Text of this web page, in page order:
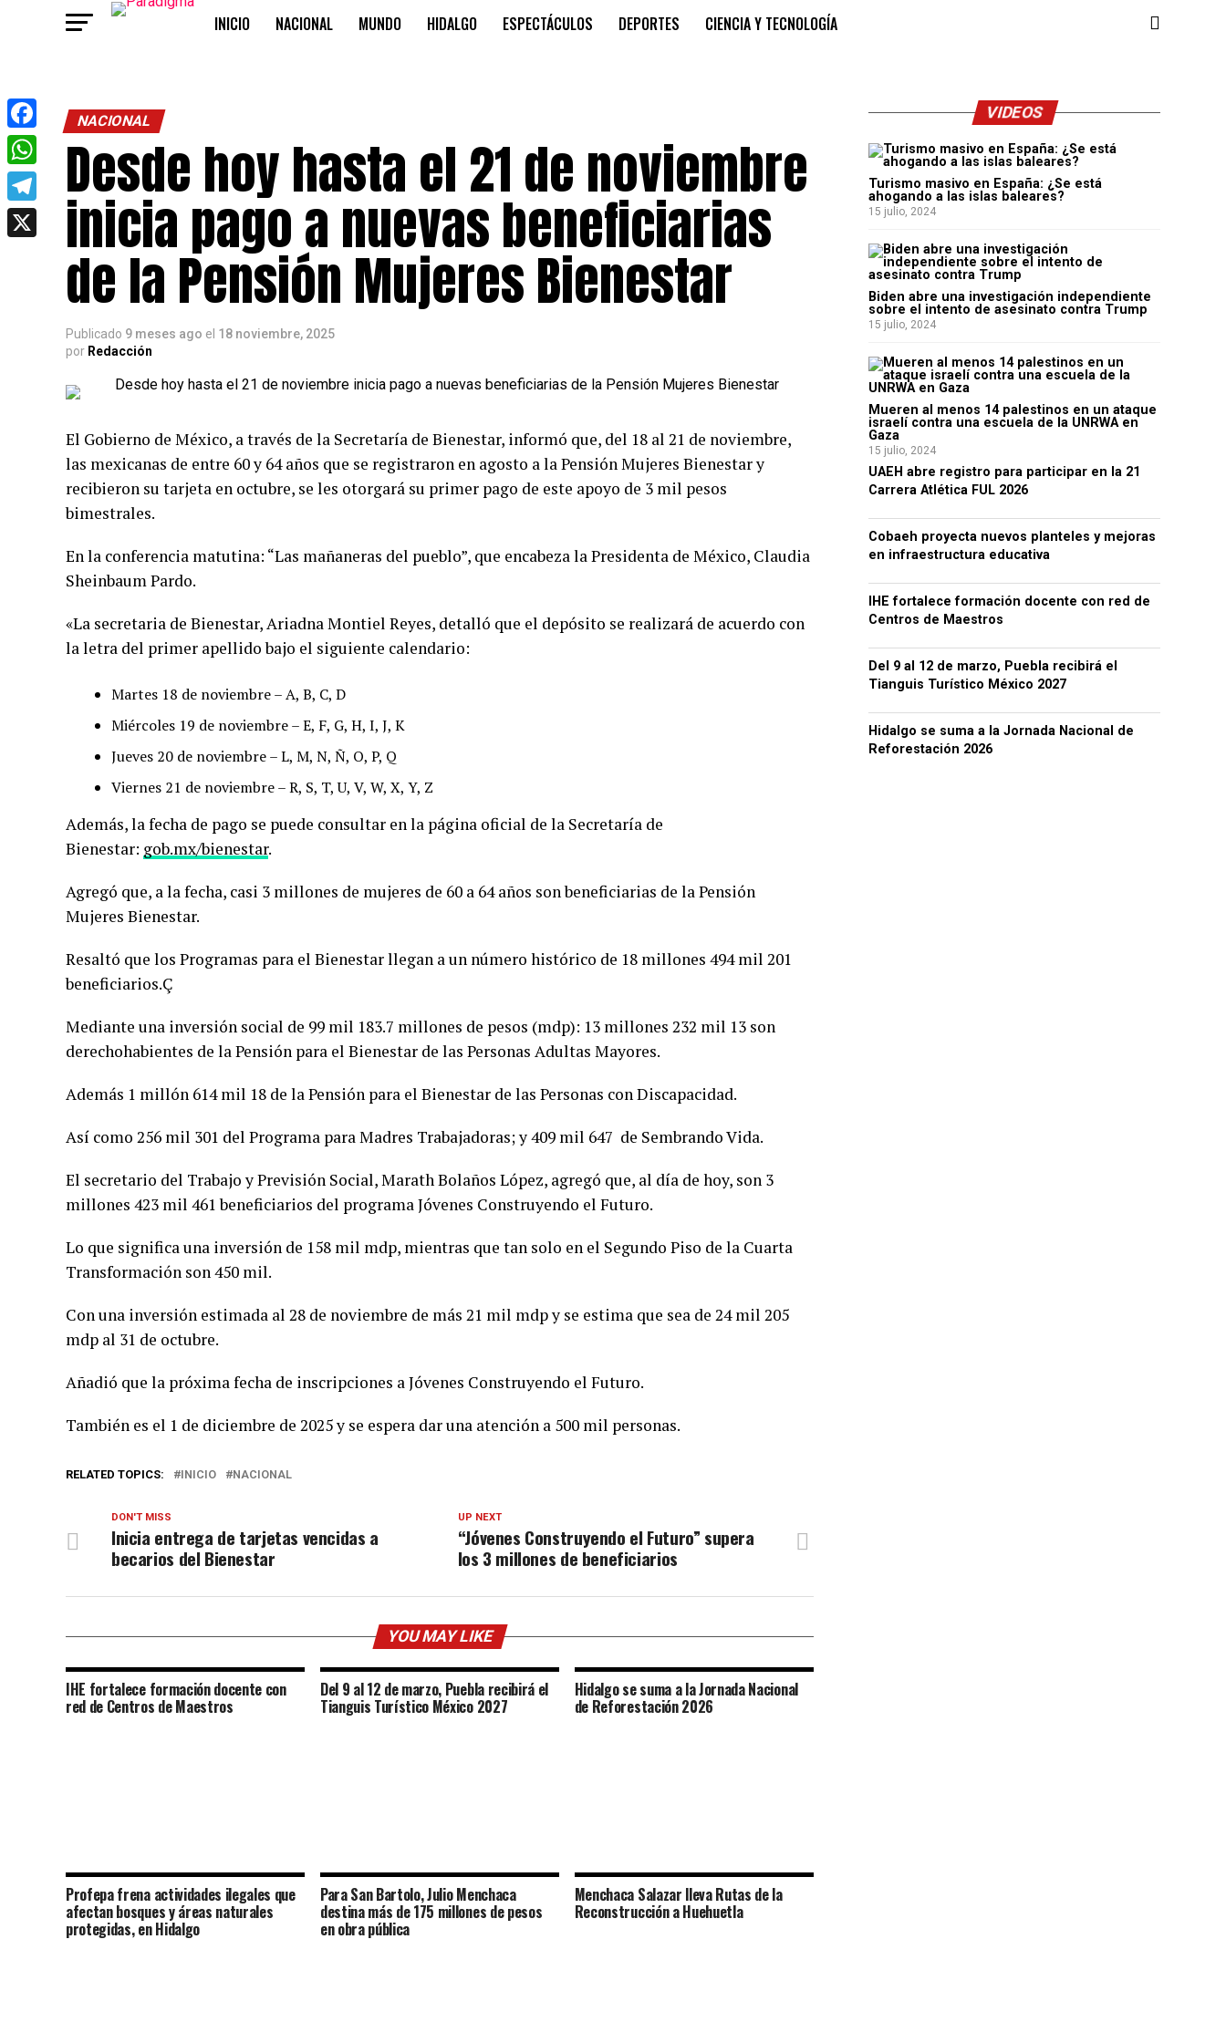
INICIO NACIONAL MUNDO HIDALGO ESPECTÁCULOS DEPORTES CIENCIA Y TECNOLOGÍA
NACIONAL
Desde hoy hasta el 21 de noviembre
inicia pago a nuevas beneficiarias
de la Pensión Mujeres Bienestar
Publicado 9 meses ago el 18 noviembre, 2025
por Redacción
El Gobierno de México, a través de la Secretaría de Bienestar, informó que, del 18 al 21 de noviembre,
las mexicanas de entre 60 y 64 años que se registraron en agosto a la Pensión Mujeres Bienestar y
recibieron su tarjeta en octubre, se les otorgará su primer pago de este apoyo de 3 mil pesos
bimestrales.
En la conferencia matutina: “Las mañaneras del pueblo”, que encabeza la Presidenta de México, Claudia
Sheinbaum Pardo.
«La secretaria de Bienestar, Ariadna Montiel Reyes, detalló que el depósito se realizará de acuerdo con
la letra del primer apellido bajo el siguiente calendario:
Martes 18 de noviembre – A, B, C, D
Miércoles 19 de noviembre – E, F, G, H, I, J, K
Jueves 20 de noviembre – L, M, N, Ñ, O, P, Q
Viernes 21 de noviembre – R, S, T, U, V, W, X, Y, Z
Además, la fecha de pago se puede consultar en la página oficial de la Secretaría de
Bienestar: gob.mx/bienestar.
Agregó que, a la fecha, casi 3 millones de mujeres de 60 a 64 años son beneficiarias de la Pensión
Mujeres Bienestar.
Resaltó que los Programas para el Bienestar llegan a un número histórico de 18 millones 494 mil 201
beneficiarios.Ç
Mediante una inversión social de 99 mil 183.7 millones de pesos (mdp): 13 millones 232 mil 13 son
derechohabientes de la Pensión para el Bienestar de las Personas Adultas Mayores.
Además 1 millón 614 mil 18 de la Pensión para el Bienestar de las Personas con Discapacidad.
Así como 256 mil 301 del Programa para Madres Trabajadoras; y 409 mil 647 de Sembrando Vida.
El secretario del Trabajo y Previsión Social, Marath Bolaños López, agregó que, al día de hoy, son 3
millones 423 mil 461 beneficiarios del programa Jóvenes Construyendo el Futuro.
Lo que significa una inversión de 158 mil mdp, mientras que tan solo en el Segundo Piso de la Cuarta
Transformación son 450 mil.
Con una inversión estimada al 28 de noviembre de más 21 mil mdp y se estima que sea de 24 mil 205
mdp al 31 de octubre.
Añadió que la próxima fecha de inscripciones a Jóvenes Construyendo el Futuro.
También es el 1 de diciembre de 2025 y se espera dar una atención a 500 mil personas.
RELATED TOPICS: INICIO NACIONAL
UP NEXT
“Jóvenes Construyendo el Futuro” supera
los 3 millones de beneficiarios
DON'T MISS
Inicia entrega de tarjetas vencidas a
becarios del Bienestar
YOU MAY LIKE
IHE fortalece formación docente con
red de Centros de Maestros
Del 9 al 12 de marzo, Puebla recibirá el
Tianguis Turístico México 2027
Hidalgo se suma a la Jornada Nacional
de Reforestación 2026
Profepa frena actividades ilegales que
afectan bosques y áreas naturales
protegidas, en Hidalgo
Para San Bartolo, Julio Menchaca
destina más de 175 millones de pesos
en obra pública
Menchaca Salazar lleva Rutas de la
Reconstrucción a Huehuetla
VIDEOS
Turismo masivo en España: ¿Se está
ahogando a las islas baleares?
15 julio, 2024
Biden abre una investigación independiente
sobre el intento de asesinato contra Trump
15 julio, 2024
Mueren al menos 14 palestinos en un ataque
israelí contra una escuela de la UNRWA en
Gaza
15 julio, 2024
UAEH abre registro para participar en la 21
Carrera Atlética FUL 2026
Cobaeh proyecta nuevos planteles y mejoras
en infraestructura educativa
IHE fortalece formación docente con red de
Centros de Maestros
Del 9 al 12 de marzo, Puebla recibirá el
Tianguis Turístico México 2027
Hidalgo se suma a la Jornada Nacional de
Reforestación 2026
Facebook
WhatsApp
Telegram